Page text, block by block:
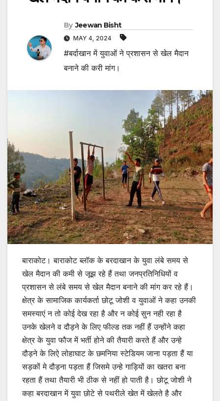
By Jeewan Bisht
MAY 4, 2024
#बर्दाखान में युवाओं ने प्रशासन से खेल मैदान
बनाने की करी मांग।
बाराकोट। बाराकोट ब्लॉक के बरदाखान के युवा लंबे समय से
खेल मैदान की कमी से जूझ रहे हैं तथा जनप्रतिनिधियों व
प्रशासन से लंबे समय से खेल मैदान बनाने की मांग कर रहे हैं।
क्षेत्र के सामाजिक कार्यकर्ता छोटू जोशी व युवाओं ने कहा उनकी
समस्याएं न तो कोई देख रहा है और न कोई सुन नही रहा है
उनके खेलने व दौड़ने के लिए फील्ड तक नहीं हैं उन्होंने कहा
क्षेत्र के युवा फौज में भर्ती होने की तैयारी करते हैं और उन्हे
दौड़ने के लिऐ लोहाघाट के छमनिया स्टेडियम जाना पड़ता हैं या
सड़कों मे दौड़ना पड़ता हैं जिसमे उन्हे गाड़ियों का खतरा बना
रहता हैं तथा तैयारी भी ठीक से नहीं हो पाती है। छोटू जोशी ने
कहा बरदाखान में युवा छोटे से पथरीले खेत में खेलते है और